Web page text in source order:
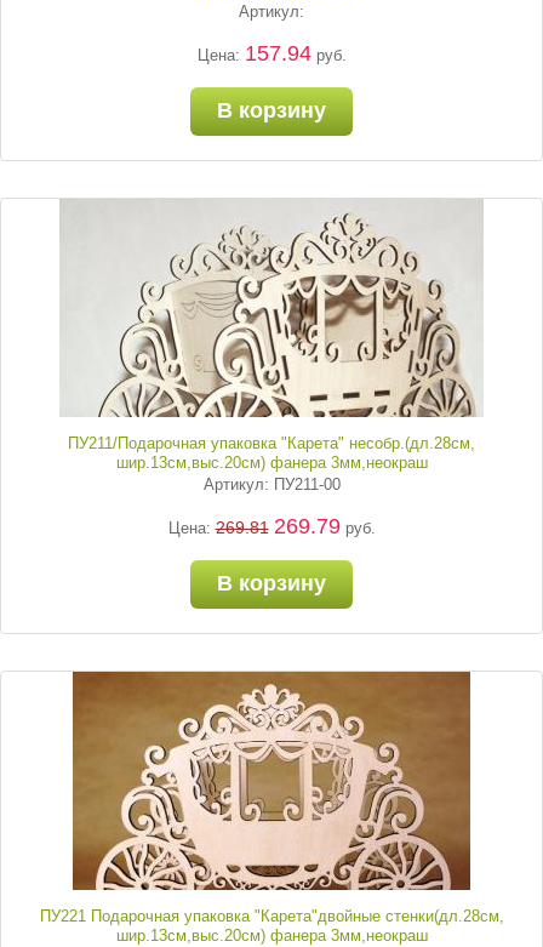
Артикул:
Цена: 157.94руб.
В корзину
ПУ211/Подарочная упаковка "Карета" несобр.(дл.28см,
шир.13см,выс.20см) фанера 3мм,неокраш
Артикул: ПУ211-00
Цена:269.81 269.79руб.
В корзину
ПУ221 Подарочная упаковка "Карета"двойные стенки(дл.28см,
шир.13см,выс.20см) фанера 3мм,неокраш